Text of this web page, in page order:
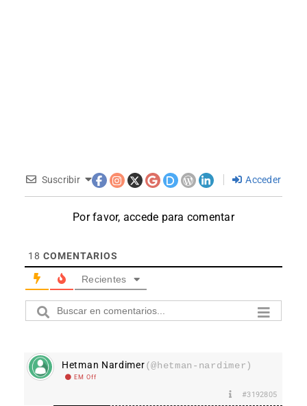
Suscribir Acceder
Por favor, accede para comentar
18 COMENTARIOS
Recientes
Hetman Nardimer(@hetman-nardimer)
EM Off
#3192805